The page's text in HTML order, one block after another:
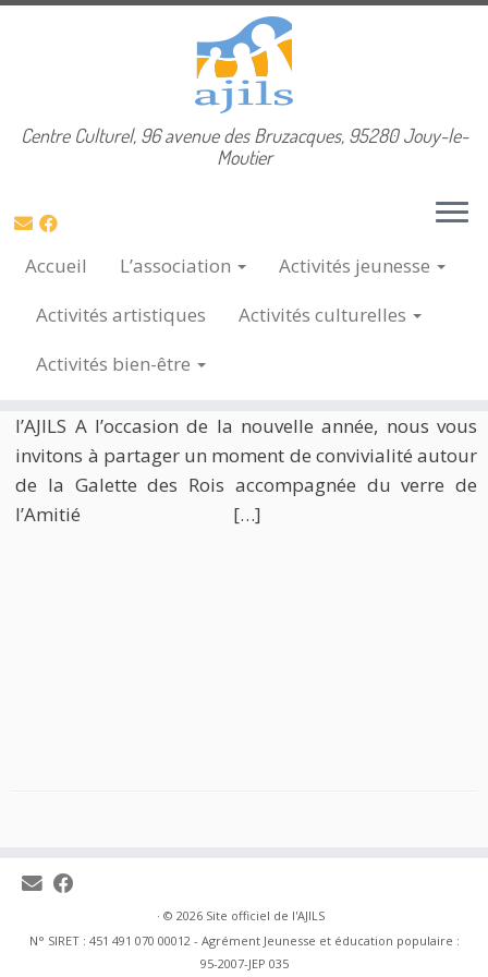
SkipCentre Culturel, 96 avenue des Bruzacques, 95280 Jouy-le-
Moutier
Accueil L’association Activités jeunesse
Activités artistiques Activités culturelles
Activités bien-être
»13
Archives du jour : 13 janvier 2026
Galette des rois AJILS 2026
13 Jan, 2026
l’AJILS A l’occasion de la nouvelle année, nous vous
invitons à partager un moment de convivialité autour
de la Galette des Rois accompagnée du verre de
l’Amitié […]
· © 2026 Site officiel de l'AJILS
N° SIRET : 451 491 070 00012 - Agrément Jeunesse et éducation populaire :
95-2007-JEP 035